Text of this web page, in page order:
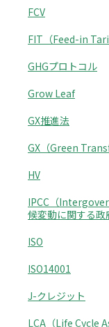
FCV
FIT（Feed-in
GHGプロトコル
Grow Leaf
GX推進法
GX（Green
HV
IPCC（
候変動に関する政
ISO
ISO14001
J-クレジット
LCA（Life Cycle